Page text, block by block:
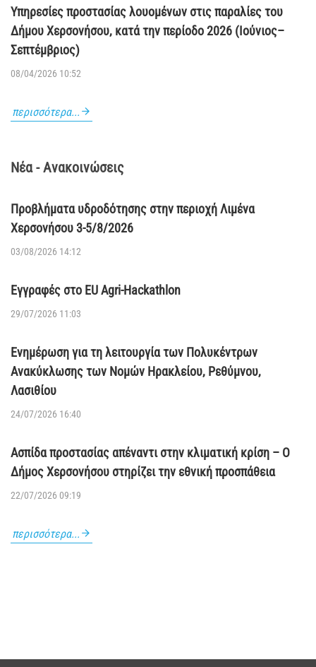
Υπηρεσίες προστασίας λουομένων στις παραλίες του
Δήμου Χερσονήσου, κατά την περίοδο 2026 (Ιούνιος–
Σεπτέμβριος)
08/04/2026 10:52
περισσότερα...
Νέα - Ανακοινώσεις
Προβλήματα υδροδότησης στην περιοχή Λιμένα
Χερσονήσου 3-5/8/2026
03/08/2026 14:12
Εγγραφές στο EU Agri-Hackathlon
29/07/2026 11:03
Ενημέρωση για τη λειτουργία των Πολυκέντρων
Ανακύκλωσης των Νομών Ηρακλείου, Ρεθύμνου,
Λασιθίου
24/07/2026 16:40
Ασπίδα προστασίας απέναντι στην κλιματική κρίση – Ο
Δήμος Χερσονήσου στηρίζει την εθνική προσπάθεια
22/07/2026 09:19
περισσότερα...